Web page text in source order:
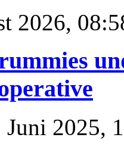
2026,
Juni 2025,